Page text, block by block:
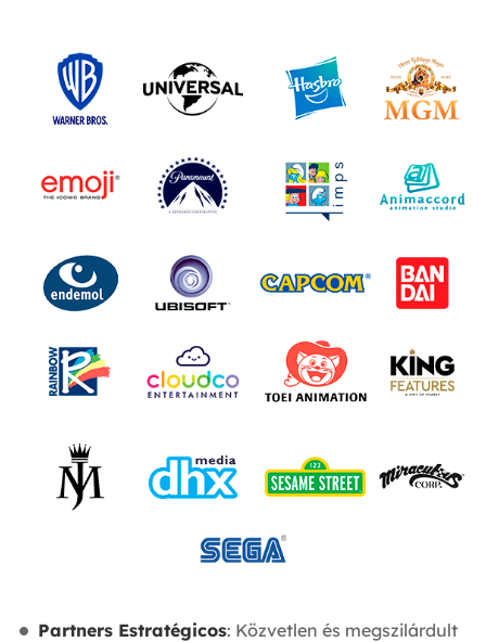
Partners Estratégicos: Közvetlen és megszilárdult